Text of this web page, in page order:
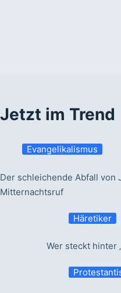
Jetzt im Trend
Evangelikalismus
Der schleichende Abfall von
Mitternachtsruf
Häretiker
Wer steckt hinter